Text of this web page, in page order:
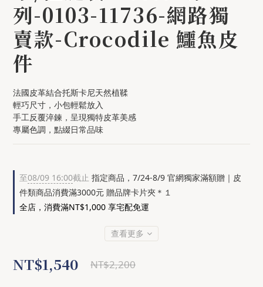
列-0103-11736-網路獨
賣款-Crocodile 鱷魚皮
件
法國皮革結合托斯卡尼天然植鞣
輕巧尺寸，小包輕鬆放入
手工反覆淬鍊，呈現獨特皮革美感
專屬色調，點綴日常品味
至08/09 16:00截止 指定商品，7/24-8/9 官網獨家滿額贈｜皮
件類商品消費滿3000元 贈品牌卡片夾＊１
全店，消費滿NT$1,000 享宅配免運
查看更多
NT$1,540 NT$2,200